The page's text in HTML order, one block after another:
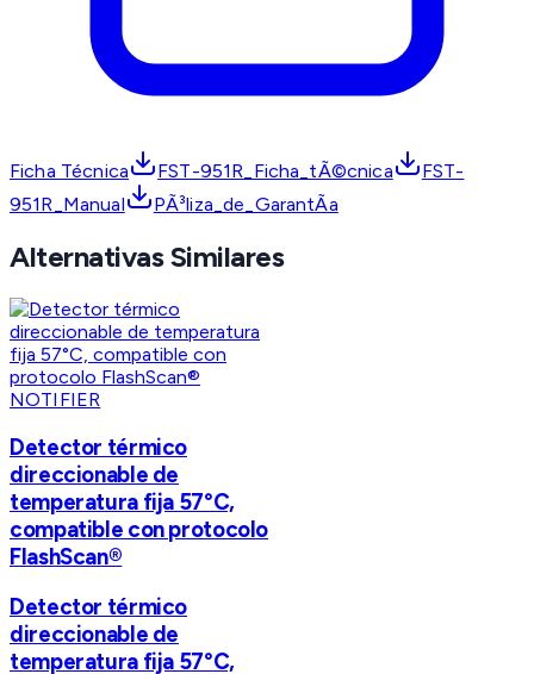
Ficha Técnica FST-951R_Ficha_tÃ©cnica
FST-
951R_Manual
PÃ³liza_de_GarantÃ­a
Alternativas Similares
NOTIFIER
Detector térmico
direccionable de
temperatura fija 57°C,
compatible con protocolo
FlashScan®
Detector térmico
direccionable de
temperatura fija 57°C,